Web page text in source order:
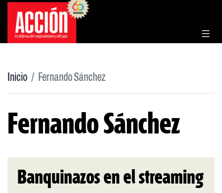
Saltar
contenido
Inicio Fernando Sánchez
Fernando Sánchez
Banquinazos en el streaming